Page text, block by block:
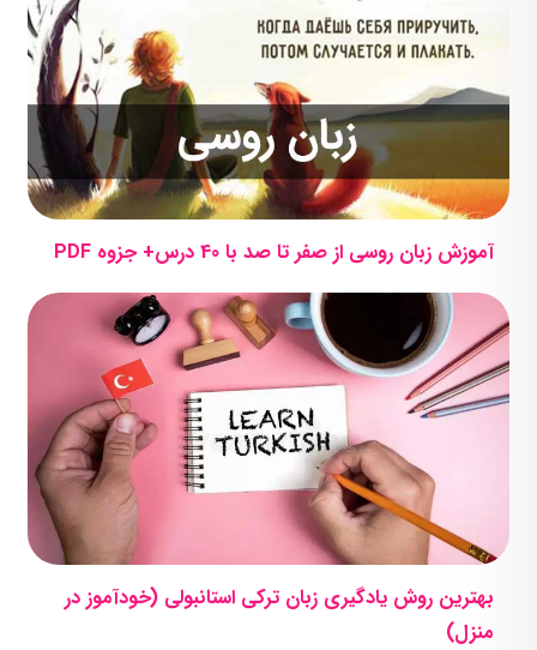
آموزش زبان روسی از صفر تا صد با 40 درس+ جزوه PDF
بهترین روش یادگیری زبان ترکی استانبولی (خودآموز در
منزل)